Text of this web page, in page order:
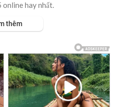
online hay nhất.
thêm